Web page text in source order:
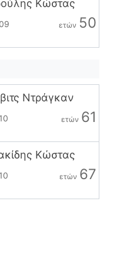
Κώστας
ετών 50
Ντράγκαν
ετών 61
Κώστας
ετών 67